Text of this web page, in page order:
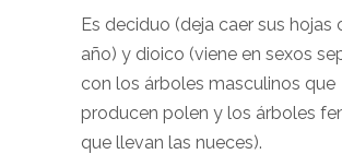
Es deciduo (deja caer sus hojas
año) y dioico (viene en sexos
con los árboles masculinos que
producen polen y los árboles
que llevan las nueces).